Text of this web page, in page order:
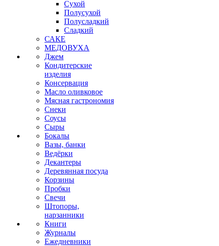
Сухой
Полусухой
Полусладкий
Сладкий
САКЕ
МЕДОВУХА
Джем
Кондитерские
изделия
Консервация
Масло оливковое
Мясная гастрономия
Снеки
Соусы
Сыры
Бокалы
Вазы, банки
Ведёрки
Декантеры
Деревянная посуда
Корзины
Пробки
Свечи
Штопоры,
нарзанники
Книги
Журналы
Ежедневники